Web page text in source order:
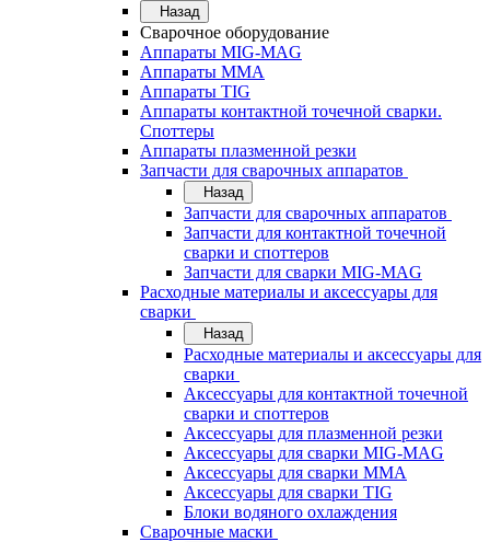
Назад
Сварочное оборудование
Аппараты MIG-MAG
Аппараты MMA
Аппараты TIG
Аппараты контактной точечной сварки.
Споттеры
Аппараты плазменной резки
Запчасти для сварочных аппаратов
Назад
Запчасти для сварочных аппаратов
Запчасти для контактной точечной
сварки и споттеров
Запчасти для сварки MIG-MAG
Расходные материалы и аксессуары для
сварки
Назад
Расходные материалы и аксессуары для
сварки
Аксессуары для контактной точечной
сварки и споттеров
Аксессуары для плазменной резки
Аксессуары для сварки MIG-MAG
Аксессуары для сварки MMA
Аксессуары для сварки TIG
Блоки водяного охлаждения
Сварочные маски